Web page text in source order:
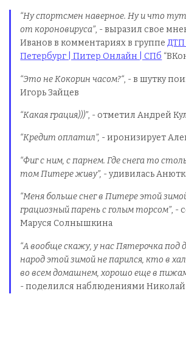
“Ну спортсмен наверное. Ну и что
от короновируса”, - выразил свое
Иванов в комментариях в группеДТП
Петербург | Питер Онлайн | СПб
“Это не Кокорин часом?“, - в шутку
Игорь Зайцев
“Какая грация)))”, - отметил Андрей
“Кредит оплатил”, - иронизирует
“Фиг с ним, с парнем. Где снега то
том Питере живу”, - удивилась
“Меня больше снег в Питере этой
грациозный парень с голым торсом”, -
Маруся Солнышкина
“А вообще скажу, у нас Пятерочка под
народ этой зимой не парился, кто в
во всем домашнем, хорошо еще в
- поделился наблюдениями